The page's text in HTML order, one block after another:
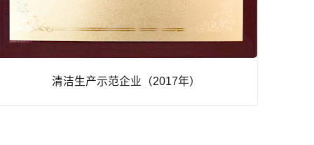
清洁生产示范企业（2017年）